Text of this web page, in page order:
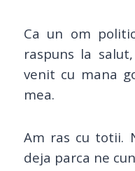
Ca un om
raspuns la
venit cu mana
mea.
Am ras cu totii.
deja parca ne